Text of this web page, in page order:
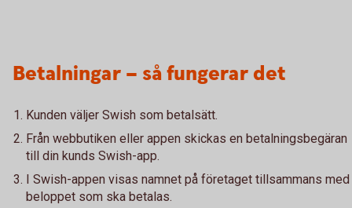
Betalningar – så fungerar det
Kunden väljer Swish som betalsätt.
Från webbutiken eller appen skickas en betalningsbegäran
till din kunds Swish-app.
I Swish-appen visas namnet på företaget tillsammans med
beloppet som ska betalas.